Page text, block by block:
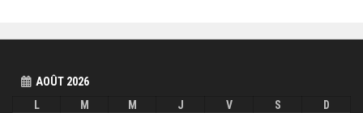
AOÛT 2026
L
M M J V S D